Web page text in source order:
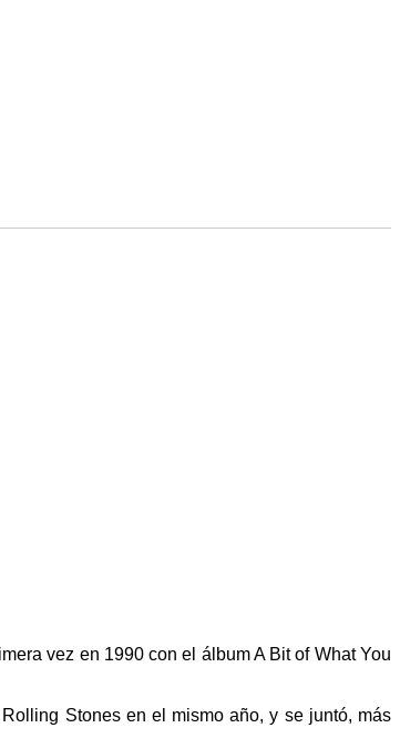
vez en 1990 con el álbum A Bit of What You
Stones en el mismo año, y se juntó, más